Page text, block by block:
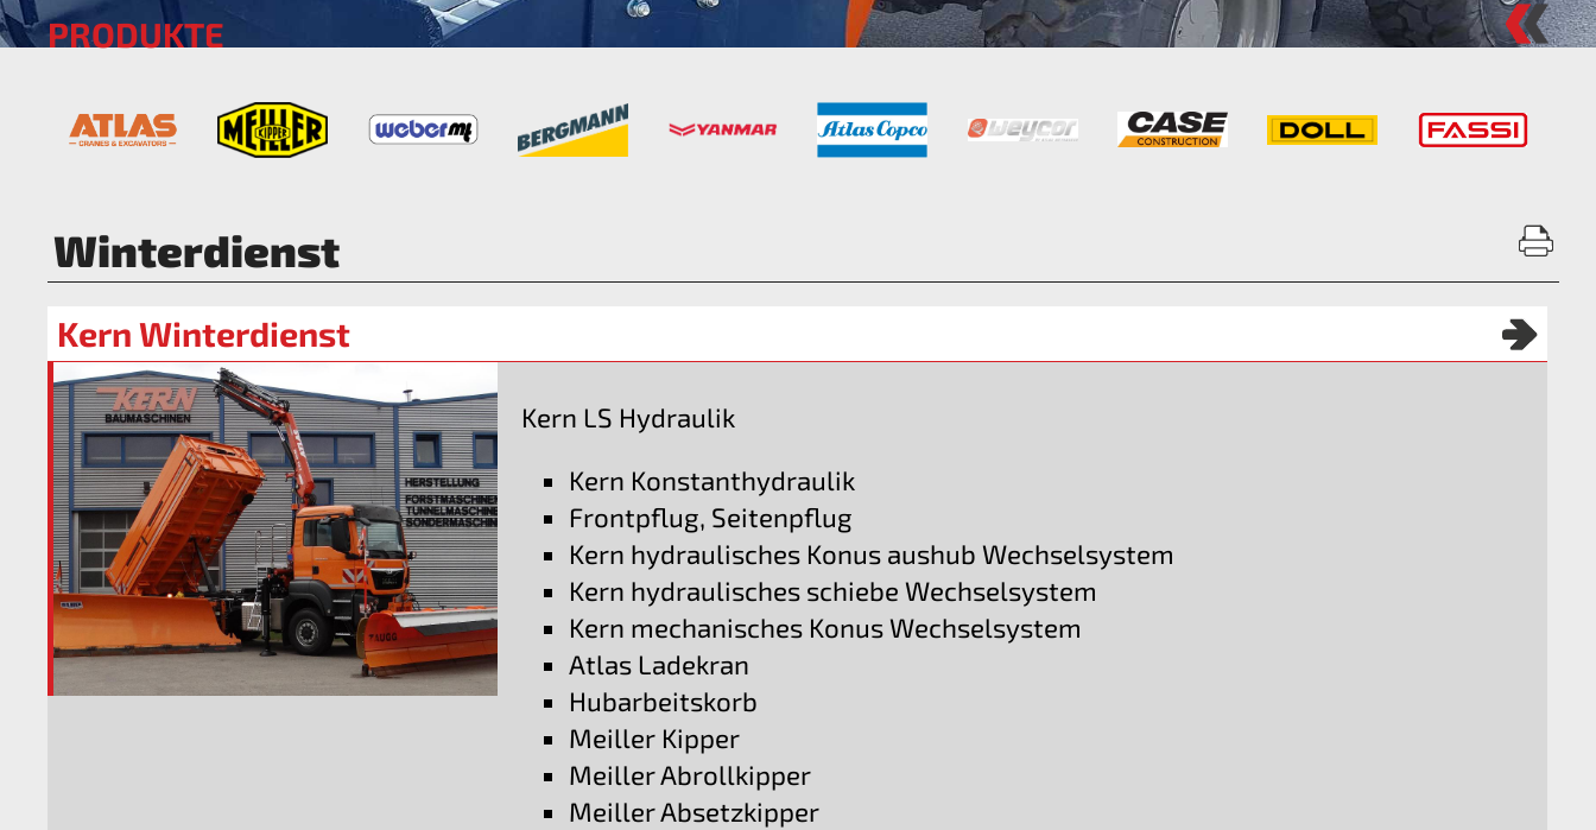
PRODUKTE
Winterdienst
Kern Winterdienst
Kern LS Hydraulik
Kern Konstanthydraulik
Frontpflug, Seitenpflug
Kern hydraulisches Konus aushub Wechselsystem
Kern hydraulisches schiebe Wechselsystem
Kern mechanisches Konus Wechselsystem
Atlas Ladekran
Hubarbeitskorb
Meiller Kipper
Meiller Abrollkipper
Meiller Absetzkipper